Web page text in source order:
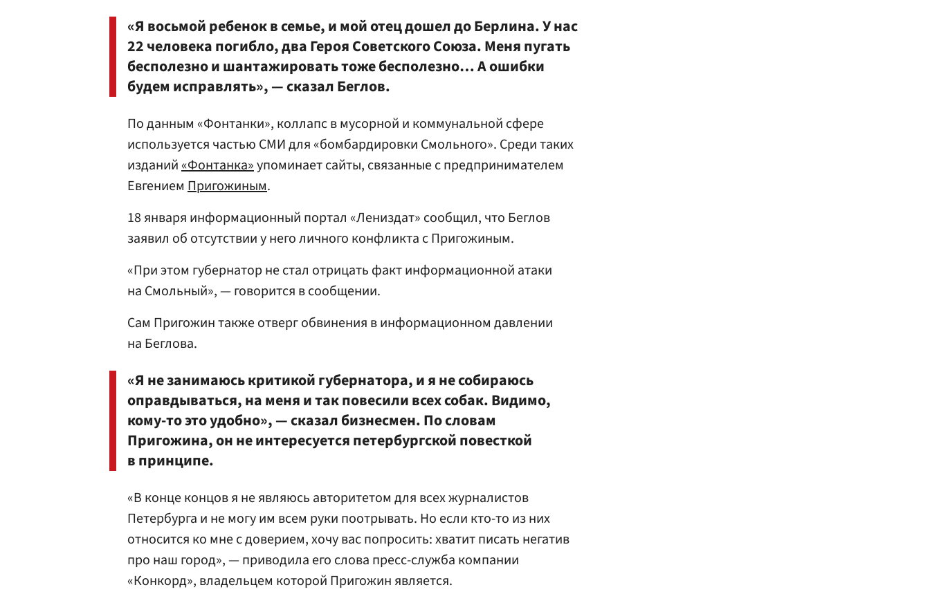
«Я восьмой ребенок в семье, и мой отец дошел до Берлина. У нас
22 человека погибло, два Героя Советского Союза. Меня пугать
бесполезно и шантажировать тоже бесполезно… А ошибки
будем исправлять», — сказал Беглов.
По данным «Фонтанки», коллапс в мусорной и коммунальной сфере
используется частью СМИ для «бомбардировки Смольного». Среди таких
изданий«Фонтанка»упоминает сайты, связанные с предпринимателем
Евгением Пригожиным.
18 января информационный портал «Лениздат» сообщил, что Беглов
заявил об отсутствии у него личного конфликта с Пригожиным.
«При этом губернатор не стал отрицать факт информационной атаки
на Смольный», — говорится в сообщении.
Сам Пригожин также отверг обвинения в информационном давлении
на Беглова.
«Я не занимаюсь критикой губернатора, и я не собираюсь
оправдываться, на меня и так повесили всех собак. Видимо,
кому-то это удобно», — сказал бизнесмен. По словам
Пригожина, он не интересуется петербургской повесткой
в принципе.
«В конце концов я не являюсь авторитетом для всех журналистов
Петербурга и не могу им всем руки поотрывать. Но если кто-то из них
относится ко мне с доверием, хочу вас попросить: хватит писать негатив
про наш город», — приводила его слова пресс-служба компании
«Конкорд», владельцем которой Пригожин является.